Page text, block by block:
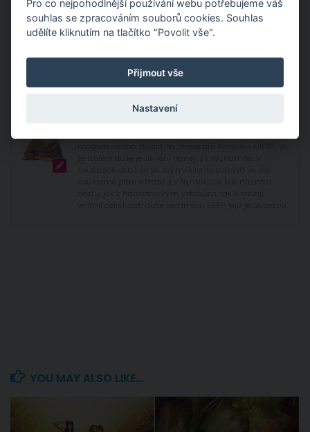
Máš-li chuť probrat svoji situaci, můžeme se domluvit na
konzultaci.
YOU MAY ALSO LIKE...
Pro co nejpohodlnější používání webu potřebujeme váš
souhlas se zpracováním souborů cookies. Souhlas
udělíte kliknutím na tlačítko "Povolit vše".
Přijmout vše
Nastavení